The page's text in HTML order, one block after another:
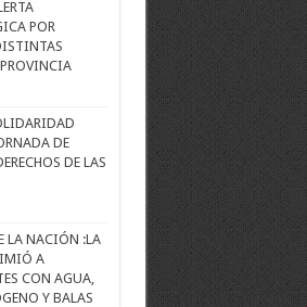
POR
DE
DE LAS
LA NACIÓN :LA
A
CON AGUA,
Y BALAS